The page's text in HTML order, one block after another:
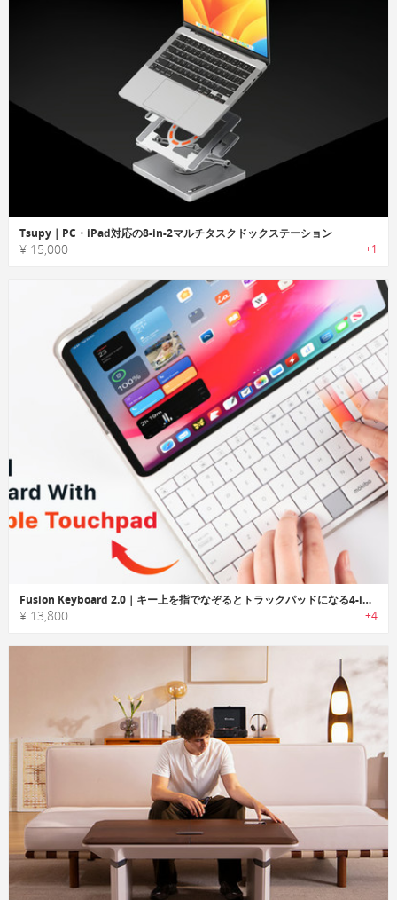
Tsupy｜PC・iPad対応の8-in-2マルチタスクドックステーション
¥ 15,000 +1
Fusion Keyboard 2.0｜キー上を指でなぞるとトラックパッドになる4-in-1キーボード
¥ 13,800 +4